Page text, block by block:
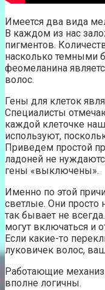
Имеется два вида
В каждом из нас
пигментов.
насколько темными
феомеланина
волос.
Гены для клеток
Специалисты
каждой клеточке
используют,
Приведем простой
ладоней не
гены «выключены».
Именно по этой
светлые. Они просто
так бывает не
могут включаться и
Если какие-то
луковичек волос,
Работающие
вполне логичны.